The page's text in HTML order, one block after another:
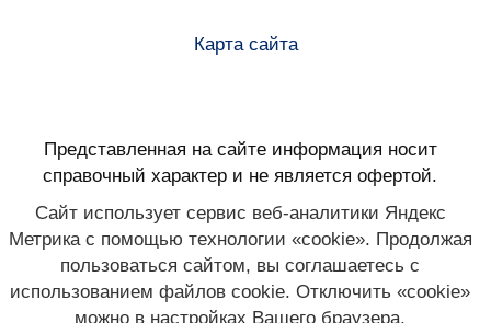
Карта сайта
Представленная на сайте информация носит
справочный характер и не является офертой.
Сайт использует сервис веб-аналитики Яндекс
Метрика с помощью технологии «cookie». Продолжая
пользоваться сайтом, вы соглашаетесь с
использованием файлов cookie. Отключить «cookie»
можно в настройках Вашего браузера.